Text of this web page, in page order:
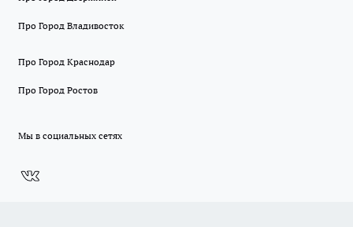
Про Город Владивосток
Про Город Краснодар
Про Город Ростов
Мы в социальных сетях